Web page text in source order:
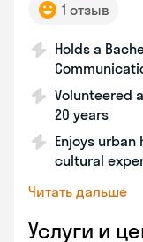
1 отзыв
Holds a
Volunteered
20 years
Enjoys
cultural
Читать дальше
Услуги и